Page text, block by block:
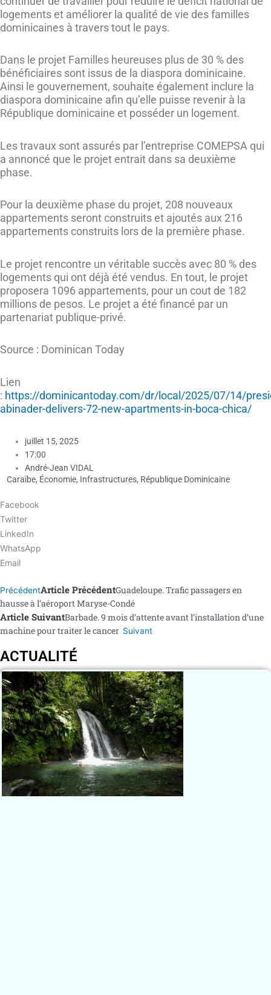
logements et améliorer la qualité de vie des familles
dominicaines à travers tout le pays.
Dans le projet Familles heureuses plus de 30 % des
bénéficiaires sont issus de la diaspora dominicaine.
Ainsi le gouvernement, souhaite également inclure la
diaspora dominicaine afin qu’elle puisse revenir à la
République dominicaine et posséder un logement.
Les travaux sont assurés par l’entreprise COMEPSA qui
a annoncé que le projet entrait dans sa deuxième
phase.
Pour la deuxième phase du projet, 208 nouveaux
appartements seront construits et ajoutés aux 216
appartements construits lors de la première phase.
Le projet rencontre un véritable succès avec 80 % des
logements qui ont déjà été vendus. En tout, le projet
proposera 1096 appartements, pour un cout de 182
millions de pesos. Le projet a été financé par un
partenariat publique-privé.
Source : Dominican Today
Lien
: https://dominicantoday.com/dr/local/2025/07/14/
abinader-delivers-72-new-apartments-in-boca-chica/
juillet 15, 2025
17:00
André-Jean VIDAL
Caraïbe, Économie, Infrastructures, République Dominicaine
Facebook
Twitter
LinkedIn
WhatsApp
Email
PrécédentArticle PrécédentGuadeloupe. Trafic passagers en
hausse à l’aéroport Maryse-Condé
Article SuivantBarbade. 9 mois d’attente avant l’installation d’une
machine pour traiter le cancer Suivant
ACTUALITÉ